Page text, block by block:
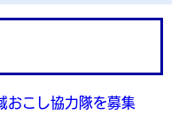
こし協力隊を募集